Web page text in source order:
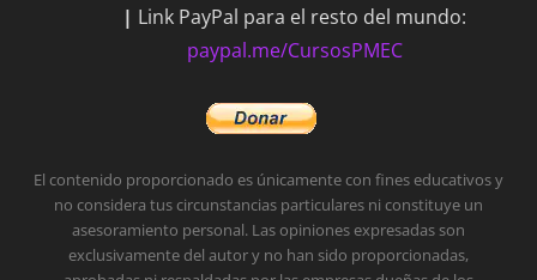
| Link PayPal para el resto del mundo:
paypal.me/CursosPMEC
El contenido proporcionado es únicamente con fines educativos y
no considera tus circunstancias particulares ni constituye un
asesoramiento personal. Las opiniones expresadas son
exclusivamente del autor y no han sido proporcionadas,